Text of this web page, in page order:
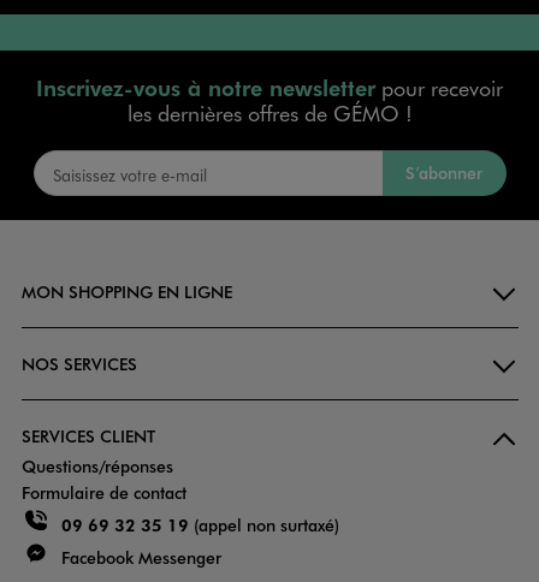
Inscrivez-vous à notre newsletterpour recevoir
les dernières offres de GÉMO !
S’abonner
MON SHOPPING EN LIGNE
NOS SERVICES
SERVICES CLIENT
Questions/réponses
Formulaire de contact
09 69 32 35 19 (appel non surtaxé)
Facebook Messenger